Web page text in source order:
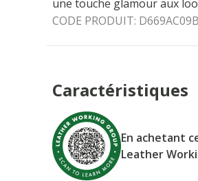
une touche glamour aux
CODE PRODUIT:
Caractéristiques
En achetant
Leather